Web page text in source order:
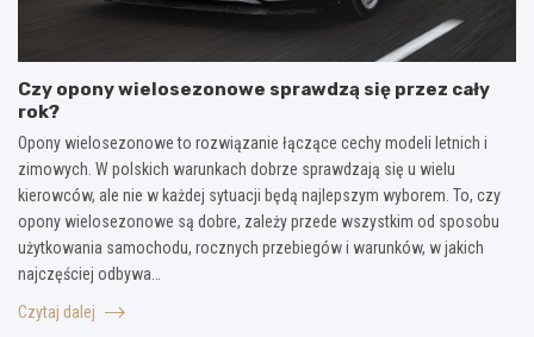
Czy opony wielosezonowe sprawdzą się przez cały
rok?
Opony wielosezonowe to rozwiązanie łączące cechy modeli letnich i
zimowych. W polskich warunkach dobrze sprawdzają się u wielu
kierowców, ale nie w każdej sytuacji będą najlepszym wyborem. To, czy
opony wielosezonowe są dobre, zależy przede wszystkim od sposobu
użytkowania samochodu, rocznych przebiegów i warunków, w jakich
najczęściej odbywa…
Czytaj dalej